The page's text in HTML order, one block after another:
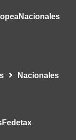
Nacionales
Nacionales
Fedetax